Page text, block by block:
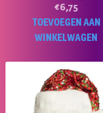
€6,75
TOEVOEGEN AAN
WINKELWAGEN